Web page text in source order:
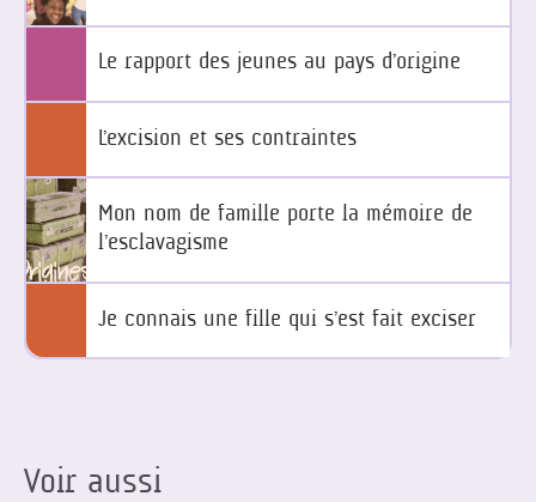
Le rapport des jeunes au pays d’origine
L’excision et ses contraintes
Mon nom de famille porte la mémoire de
l’esclavagisme
Je connais une fille qui s’est fait exciser
Voir aussi